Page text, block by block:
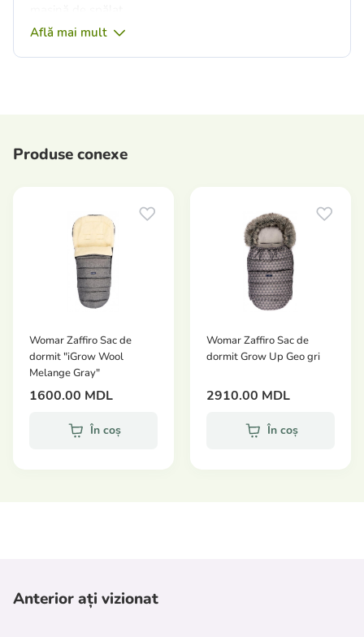
Datorită suspensiei care absoarbe șocul și roților cu
rulare lină, copilul va fi confortabil. Roțile din față
mentii contactul vizual cu bebelusul tau.
coș de cumpărături. O husă separată pentru scaun, husă
de ploaie și parasolar vă ajută să adaptați căruciorul
Travel N Care la nevoile bebelușului dumneavoastră.
Specificatii:
Pentru copii de la 6 luni
Frână: Frână de picior pe roțile din spate
Dimensiuni carucior pliat: 58 x 50 x 34 cm
Dimensiuni la desfacere: 86 x 50 x 104 cm
Dimensiune pat (plimbare): 85 x 31 cm
Protectie UV UPF50+
Află mai mult
Produse conexe
Womar Zaffiro Sac de
dormit "iGrow Wool
Melange Gray"
1600.00 MDL
În coș
Womar Zaffiro Sac de
dormit Grow Up Geo gri
2910.00 MDL
În coș
Anterior ați vizionat